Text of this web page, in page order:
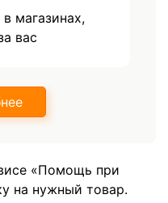
магазинах,
вас
«Помощь при
на нужный товар.